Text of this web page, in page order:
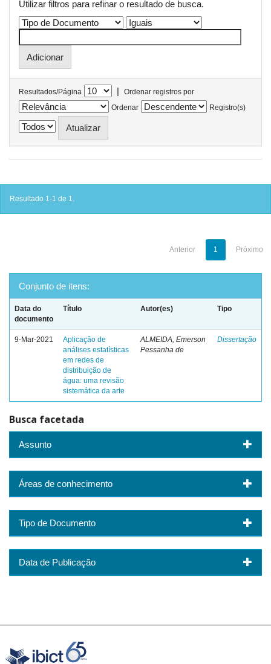
Utilizar filtros para refinar o resultado de busca.
Resultados/Página |
Ordenar registros por
Ordenar
Registro(s)
Resultado 1-1 de 1.
Anterior 1 Próximo
Conjunto de itens:
Data do
documento
Título Autor(es) Tipo
9-Mar-2021
Aplicação de
análises estatísticas
em redes de
distribuição de
água: uma revisão
sistemática da arte
ALMEIDA, Emerson
Pessanha de
Dissertação
Busca facetada
Assunto
Áreas de conhecimento
Tipo de Documento
Data de Publicação